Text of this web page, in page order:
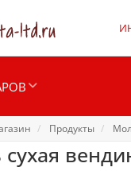
Продукты
сухая